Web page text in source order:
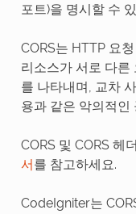
포트)을 명시할 수
CORS는 HTTP 요
리소스가 서로 다른
를 나타내며, 교차
용과 같은 악의적인
CORS 및 CORS 헤
서를 참고하세요.
CodeIgniter는